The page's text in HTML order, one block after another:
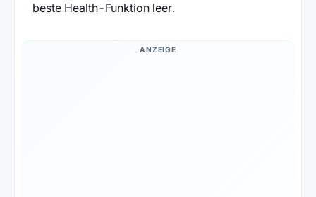
beste Health-Funktion leer.
ANZEIGE